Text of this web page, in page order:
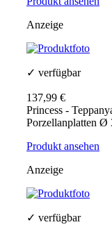
Anzeige
✓ verfügbar
137,99 €
Princess -
Porzellanplatten Ø
Produkt ansehen
Anzeige
✓ verfügbar